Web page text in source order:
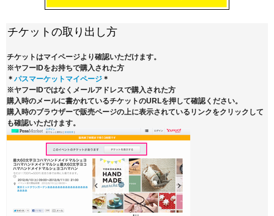
チケットの取り出し方
チケットはマイページより確認いただけます。
※ヤフーIDをお持ちで購入された方
＊ パスマーケットマイページ ＊
※ヤフーIDではなくメールアドレスで購入された方
購入時のメールに書かれているチケットのURLを押して確認ください。
購入時のブラウザーで販売ページの上に表示されているリンクをクリックして
も確認いただけます。